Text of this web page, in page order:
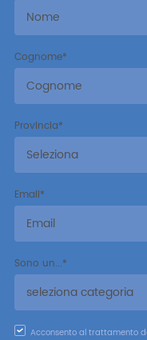
Cognome*
Provincia*
Email*
Sono un...*
Acconsento al trattamento